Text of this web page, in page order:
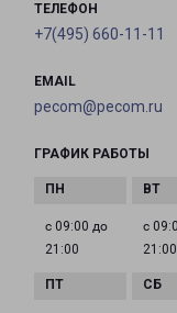
ТЕЛЕФОН
+7(495) 660-11-11
EMAIL
pecom@pecom.ru
ГРАФИК РАБОТЫ
с 09:00 до
21:00
с
21:00